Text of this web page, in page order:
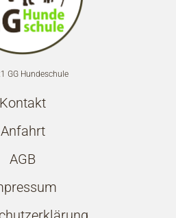
GG Hundeschule
Kontakt
Anfahrt
AGB